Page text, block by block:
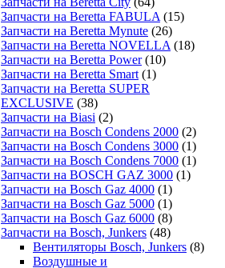
Запчасти на Beretta FABULA (15)
Запчасти на Beretta Mynute (26)
Запчасти на Beretta NOVELLA (18)
Запчасти на Beretta Power (10)
Запчасти на Beretta Smart (1)
Запчасти на Beretta SUPER
EXCLUSIVE (38)
Запчасти на Biasi (2)
Запчасти на Bosch Condens 2000 (2)
Запчасти на Bosch Condens 3000 (1)
Запчасти на Bosch Condens 7000 (1)
Запчасти на BOSCH GAZ 3000 (1)
Запчасти на Bosch Gaz 4000 (1)
Запчасти на Bosch Gaz 5000 (1)
Запчасти на Bosch Gaz 6000 (8)
Запчасти на Bosch, Junkers (48)
Вентиляторы Bosch, Junkers (8)
Воздушные и